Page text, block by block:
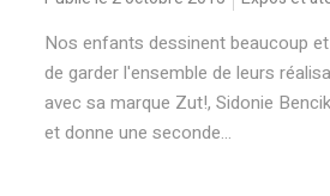
Nos enfants dessinent beaucoup
de garder l'ensemble de leurs
avec sa marque Zut!, Sidonie
et donne une seconde...